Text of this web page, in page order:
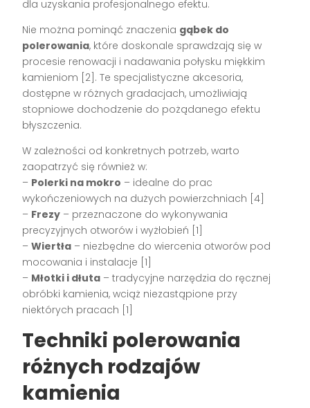
dla uzyskania profesjonalnego efektu.
Nie można pominąć znaczenia gąbek do
polerowania, które doskonale sprawdzają się w
procesie renowacji i nadawania połysku miękkim
kamieniom [2]. Te specjalistyczne akcesoria,
dostępne w różnych gradacjach, umożliwiają
stopniowe dochodzenie do pożądanego efektu
błyszczenia.
W zależności od konkretnych potrzeb, warto
zaopatrzyć się również w:
– Polerki na mokro – idealne do prac
wykończeniowych na dużych powierzchniach [4]
– Frezy – przeznaczone do wykonywania
precyzyjnych otworów i wyżłobień [1]
–Wiertła – niezbędne do wiercenia otworów pod
mocowania i instalacje [1]
– Młotki i dłuta – tradycyjne narzędzia do ręcznej
obróbki kamienia, wciąż niezastąpione przy
niektórych pracach [1]
Techniki polerowania
różnych rodzajów
kamienia